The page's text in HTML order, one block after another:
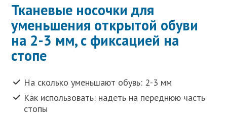
Тканевые носочки для
уменьшения открытой обуви
на 2-3 мм, с фиксацией на
стопе
На сколько уменьшают обувь: 2-3 мм
Как использовать: надеть на переднюю часть
стопы